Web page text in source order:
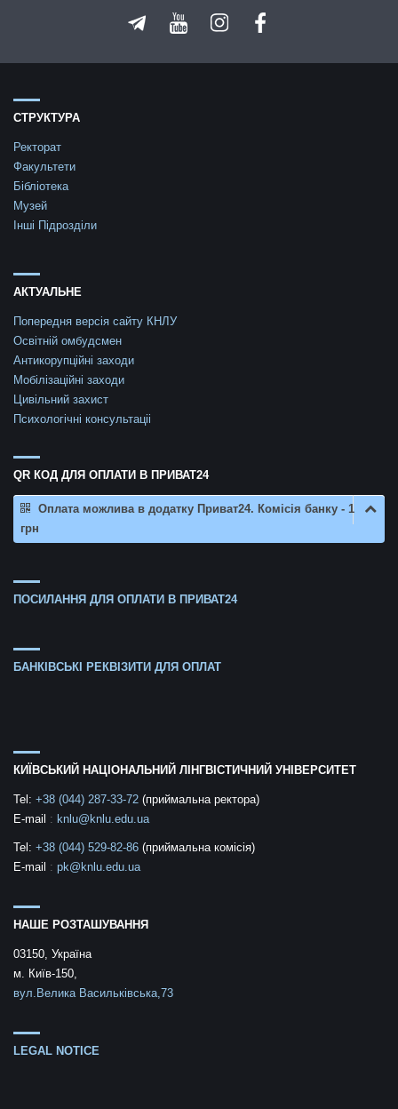
СТРУКТУРА
Ректорат
Факультети
Бібліотека
Музей
Інші Підрозділи
АКТУАЛЬНЕ
Попередня версія сайту КНЛУ
Освітній омбудсмен
Антикорупційні заходи
Мобілізаційні заходи
Цивільний захист
Психологічні консультаціі
QR КОД ДЛЯ ОПЛАТИ В ПРИВАТ24
Оплата можлива в додатку Приват24. Комісія банку - 1
грн
ПОСИЛАННЯ ДЛЯ ОПЛАТИ В ПРИВАТ24
БАНКІВСЬКІ РЕКВІЗИТИ ДЛЯ ОПЛАТ
КИЇВСЬКИЙ НАЦІОНАЛЬНИЙ ЛІНГВІСТИЧНИЙ УНІВЕРСИТЕТ
Tel: +38 (044) 287-33-72 (приймальна ректора)
E-mail : knlu@knlu.edu.ua
Tel: +38 (044) 529-82-86 (приймальна комісія)
E-mail : pk@knlu.edu.ua
НАШЕ РОЗТАШУВАННЯ
03150, Україна
м. Київ-150,
вул.Велика Васильківська,73
LEGAL NOTICE